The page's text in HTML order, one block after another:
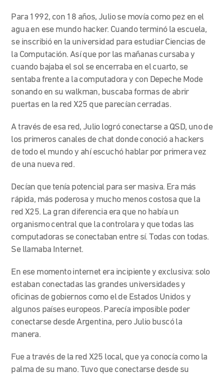
Para 1992, con 18 años, Julio se movía como pez en el
agua en ese mundo hacker. Cuando terminó la escuela,
se inscribió en la universidad para estudiar Ciencias de
la Computación. Así que por las mañanas cursaba y
cuando bajaba el sol se encerraba en el cuarto, se
sentaba frente a la computadora y con Depeche Mode
sonando en su walkman, buscaba formas de abrir
puertas en la red X25 que parecían cerradas.
A través de esa red, Julio logró conectarse a QSD, uno de
los primeros canales de chat donde conoció a hackers
de todo el mundo y ahí escuchó hablar por primera vez
de una nueva red.
Decían que tenía potencial para ser masiva. Era más
rápida, más poderosa y mucho menos costosa que la
red X25. La gran diferencia era que no había un
organismo central que la controlara y que todas las
computadoras se conectaban entre sí. Todas con todas.
Se llamaba Internet.
En ese momento internet era incipiente y exclusiva: solo
estaban conectadas las grandes universidades y
oficinas de gobiernos como el de Estados Unidos y
algunos países europeos. Parecía imposible poder
conectarse desde Argentina, pero Julio buscó la
manera.
Fue a través de la red X25 local, que ya conocía como la
palma de su mano. Tuvo que conectarse desde su